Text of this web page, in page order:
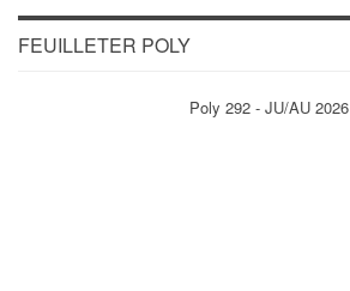
FEUILLETER POLY
Poly 292 - JU/AU 2026